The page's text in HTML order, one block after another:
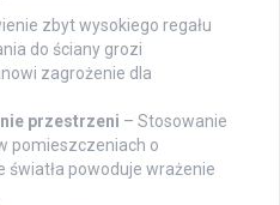
zbyt wysokiego regału
do ściany grozi
zagrożenie dla
przestrzeni – Stosowanie
pomieszczeniach o
światła powoduje wrażenie